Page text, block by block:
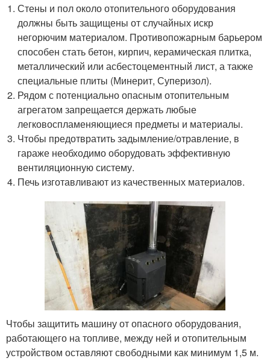
Стены и пол около отопительного оборудования
должны быть защищены от случайных искр
негорючим материалом. Противопожарным барьером
способен стать бетон, кирпич, керамическая плитка,
металлический или асбестоцементный лист, а также
специальные плиты (Минерит, Суперизол).
Рядом с потенциально опасным отопительным
агрегатом запрещается держать любые
легковоспламеняющиеся предметы и материалы.
Чтобы предотвратить задымление/отравление, в
гараже необходимо оборудовать эффективную
вентиляционную систему.
Печь изготавливают из качественных материалов.
Чтобы защитить машину от опасного оборудования,
работающего на топливе, между ней и отопительным
устройством оставляют свободными как минимум 1,5 м.